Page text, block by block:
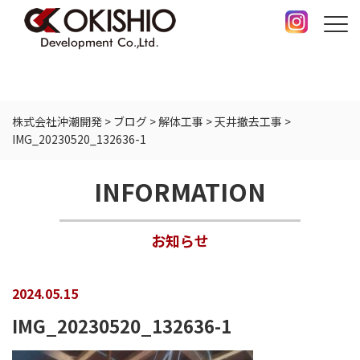
株式会社沖潮開発 > ブログ >解体工事 >天井撤去工事 >
IMG_20230520_132636-1
INFORMATION
お知らせ
2024.05.15
IMG_20230520_132636-1